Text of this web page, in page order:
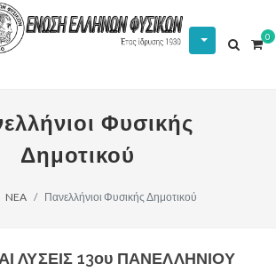
0
Φυσικής
Δημοτικού
NEA Πανελλήνιοι Φυσικής Δημοτικού
ΛΥΣΕΙΣ 13ου ΠΑΝΕΛΛΗΝΙΟΥ